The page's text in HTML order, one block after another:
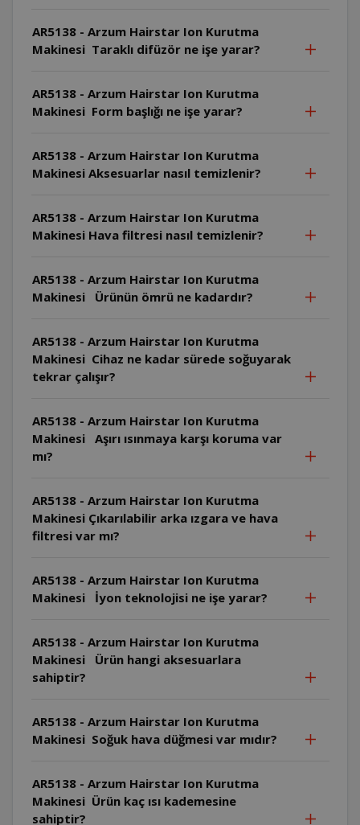
AR5138 - Arzum Hairstar Ion Kurutma
Makinesi Taraklı difüzör ne işe yarar?
AR5138 - Arzum Hairstar Ion Kurutma
Makinesi Form başlığı ne işe yarar?
AR5138 - Arzum Hairstar Ion Kurutma
Makinesi Aksesuarlar nasıl temizlenir?
AR5138 - Arzum Hairstar Ion Kurutma
Makinesi Hava filtresi nasıl temizlenir?
AR5138 - Arzum Hairstar Ion Kurutma
Makinesi Ürünün ömrü ne kadardır?
AR5138 - Arzum Hairstar Ion Kurutma
Makinesi Cihaz ne kadar sürede soğuyarak
tekrar çalışır?
AR5138 - Arzum Hairstar Ion Kurutma
Makinesi Aşırı ısınmaya karşı koruma var
mı?
AR5138 - Arzum Hairstar Ion Kurutma
Makinesi Çıkarılabilir arka ızgara ve hava
filtresi var mı?
AR5138 - Arzum Hairstar Ion Kurutma
Makinesi İyon teknolojisi ne işe yarar?
AR5138 - Arzum Hairstar Ion Kurutma
Makinesi Ürün hangi aksesuarlara
sahiptir?
AR5138 - Arzum Hairstar Ion Kurutma
Makinesi Soğuk hava düğmesi var mıdır?
AR5138 - Arzum Hairstar Ion Kurutma
Makinesi Ürün kaç ısı kademesine
sahiptir?